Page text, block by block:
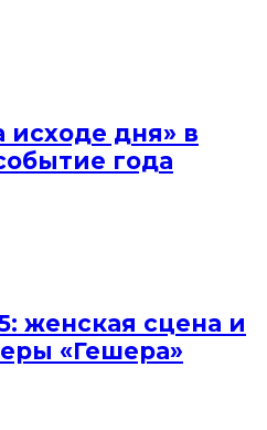
исходе дня» в
года
женская сцена и
«Гешера»